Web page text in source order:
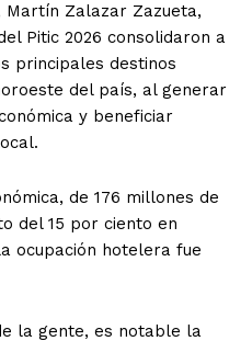
Martín Zalazar Zazueta,
Pitic 2026 consolidaron a
principales destinos
del país, al generar
y beneficiar
de 176 millones de
del 15 por ciento en
ocupación hotelera fue
la gente, es notable la